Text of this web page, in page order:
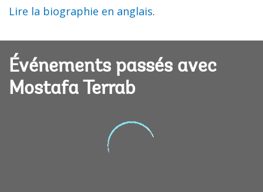
Lire la biographie en anglais.
Événements passés avec
Mostafa Terrab